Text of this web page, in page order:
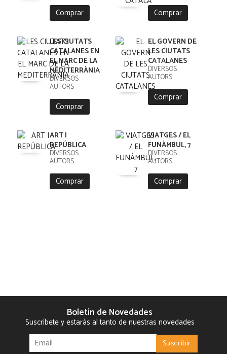
Comprar Comprar
LES CIUTATS
CATALANES EN
EL MARC DE LA
MEDITERRÀNIA
DIVERSOS
AUTORS
Comprar
EL GOVERN DE
LES CIUTATS
CATALANES
DIVERSOS
AUTORS
Comprar
ART I
REPÚBLICA
DIVERSOS
AUTORS
Comprar
VIATGES / EL
FUNÀMBUL, 7
DIVERSOS
AUTORS
Comprar
Boletín de Novedades
Suscríbete y estarás al tanto de nuestras novedades